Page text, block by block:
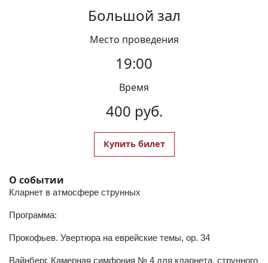
Большой зал
Место проведения
19:00
Время
400 руб.
Купить билет
О событии
Кларнет в атмосфере струнных
Программа:
Прокофьев. Увертюра на еврейские темы, op. 34
Вайнберг. Камерная симфония № 4 для кларнета, струнного